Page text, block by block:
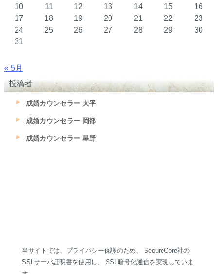
10
11 12 13 14 15
16
17
18 19 20 21 22
23
24
25 26 27 28 29
30
31
« 5月
投稿者
成婚カウンセラー 大平
成婚カウンセラー 岡部
成婚カウンセラー 星野
当サイトでは、プライバシー保護のため、 SecureCore社の
SSLサーバ証明書を使用し、 SSL暗号化通信を実現していま